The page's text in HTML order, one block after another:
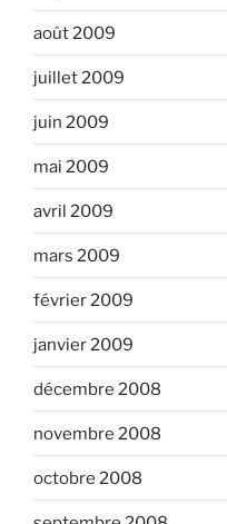
août 2009
juillet 2009
juin 2009
mai 2009
avril 2009
mars 2009
février 2009
janvier 2009
décembre 2008
novembre 2008
octobre 2008